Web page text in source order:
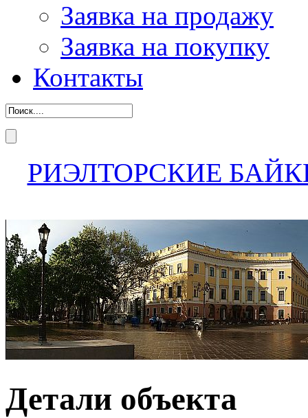
Заявка на продажу
Заявка на покупку
Контакты
РИЭЛТОРСКИЕ
Детали объекта